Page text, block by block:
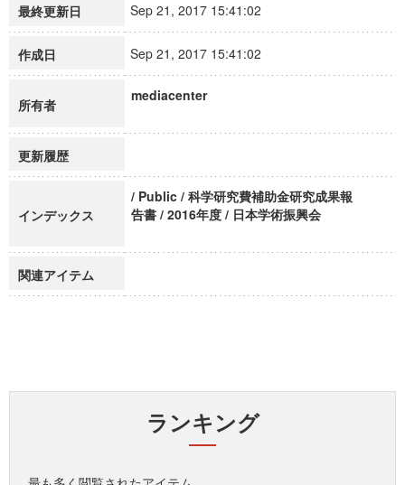
最終更新日 Sep 21, 2017 15:41:02
作成日 Sep 21, 2017 15:41:02
所有者
mediacenter
更新履歴
インデックス
/ Public / 科学研究費補助金研究成果報
告書 / 2016年度 / 日本学術振興会
関連アイテム
ランキング